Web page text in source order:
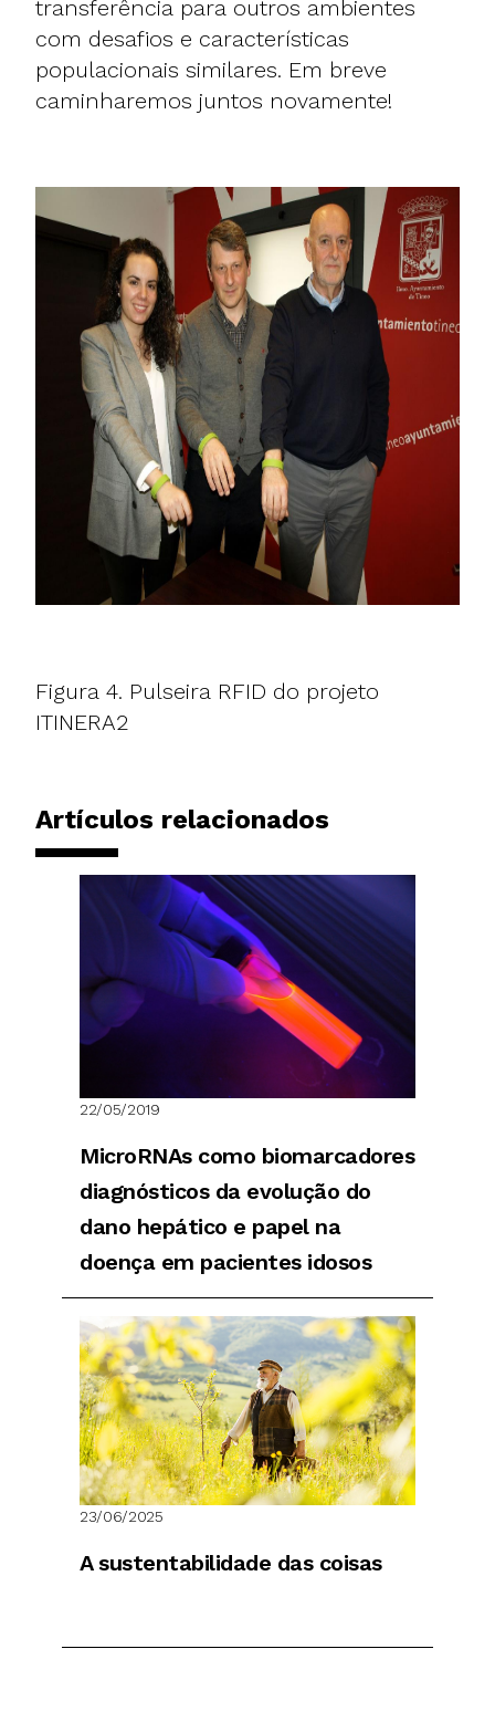
transferência para outros ambientes
com desafios e características
populacionais similares. Em breve
caminharemos juntos novamente!
Figura 4. Pulseira RFID do projeto
ITINERA2
Artículos relacionados
22/05/2019
MicroRNAs como biomarcadores
diagnósticos da evolução do
dano hepático e papel na
doença em pacientes idosos
23/06/2025
A sustentabilidade das coisas